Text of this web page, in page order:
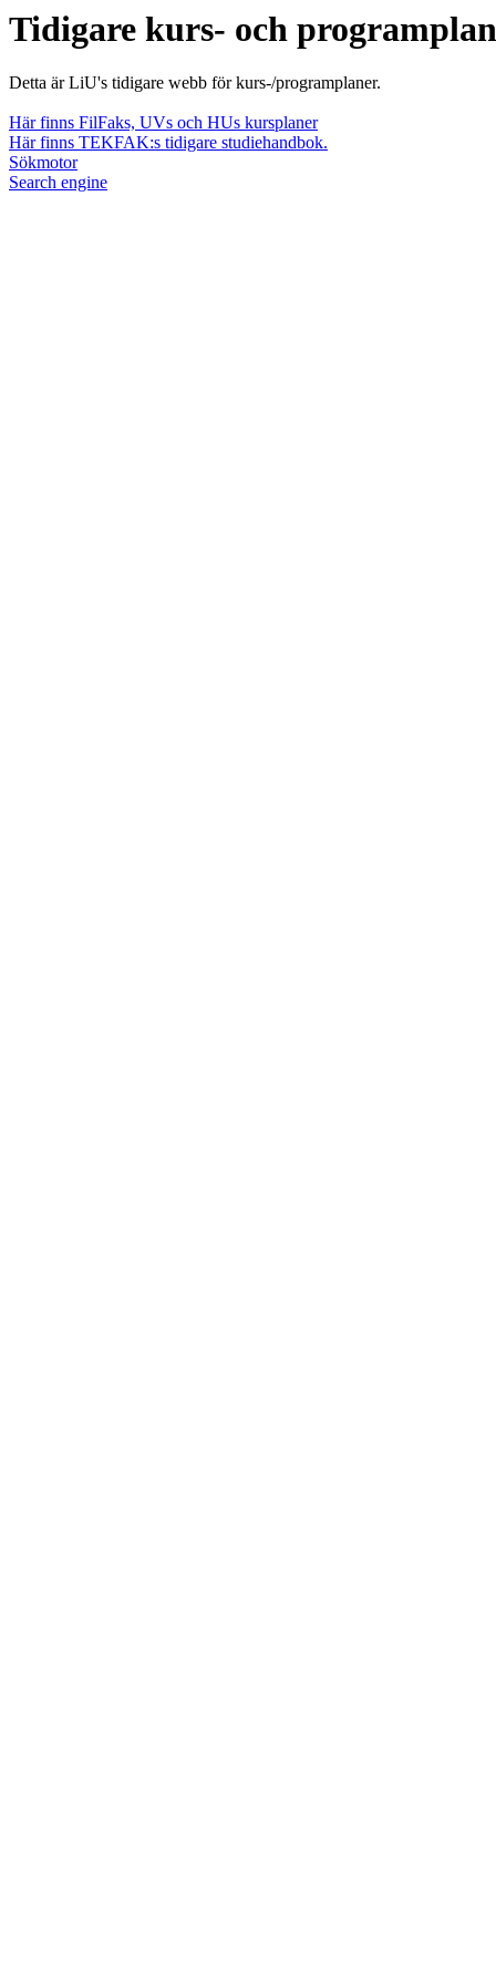
Tidigare kurs- och
Detta är LiU's tidigare webb för kurs-/programplaner.
Här finns FilFaks, UVs och HUs kursplaner
Här finns TEKFAK:s tidigare studiehandbok.
Sökmotor
Search engine